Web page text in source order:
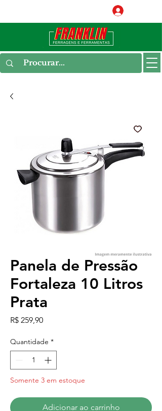
Panela de Pressão
Fortaleza 10 Litros
Prata
R$ 259,90Preço
Quantidade *
Somente 3 em estoque
Adicionar ao carrinho